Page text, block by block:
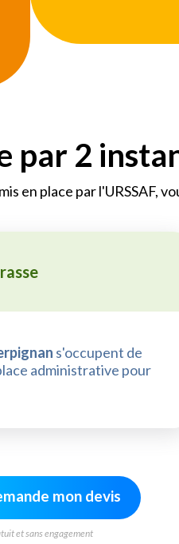
par 2
mis en place par l'URSSAF,
s'occupent de
administrative pour
mon devis
et sans engagement